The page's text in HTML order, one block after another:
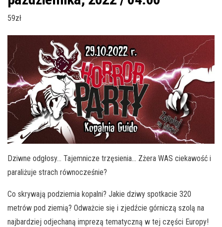
59zł
Dziwne odgłosy… Tajemnicze trzęsienia… Zżera WAS ciekawość i
paraliżuje strach równocześnie?
Co skrywają podziemia kopalni? Jakie dziwy spotkacie 320
metrów pod ziemią? Odważcie się i zjedźcie górniczą szolą na
najbardziej odjechaną imprezą tematyczną w tej części Europy!